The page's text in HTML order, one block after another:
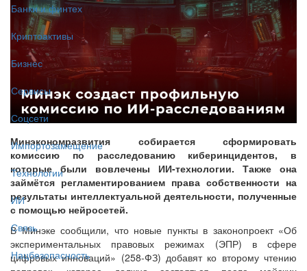
Банки и финтех
Криптоактивы
Бизнес
Сервисы
Соцсети
Импортозамещение
Технологии
ИИ
Связь
Нацбезопасность
Минэкономразвития собирается сформировать
комиссию по расследованию киберинцидентов, в
которые были вовлечены ИИ-технологии. Также она
займётся регламентированием права собственности на
результаты интеллектуальной деятельности, полученные
с помощью нейросетей.
В Минэке сообщили, что новые пункты в законопроект «Об
экспериментальных правовых режимах (ЭПР) в сфере
цифровых инноваций» (258-ФЗ) добавят ко второму чтению